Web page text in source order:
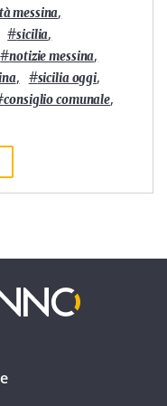
messina,
#sicilia,
#notizie messina,
, #sicilia oggi,
consiglio comunale,